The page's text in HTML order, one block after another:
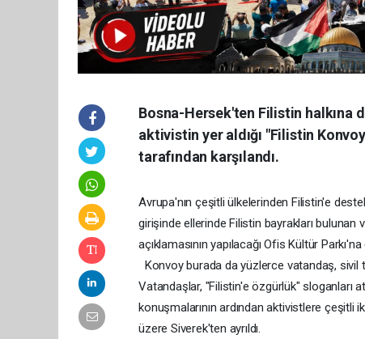
Bosna-Hersek'ten Filistin halkına
aktivistin yer aldığı "Filistin
tarafından karşılandı.
Avrupa'nın çeşitli ülkelerinden Filistin'e
girişinde ellerinde Filistin bayrakları bulunan
açıklamasının yapılacağı Ofis Kültür
Konvoy burada da yüzlerce vatandaş, sivil
Vatandaşlar, "Filistin'e özgürlük" sloganları
konuşmalarının ardından aktivistlere çeşitli
üzere Siverek'ten ayrıldı.